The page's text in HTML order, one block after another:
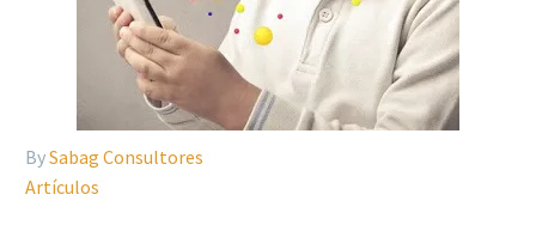
BySabag Consultores
Artículos